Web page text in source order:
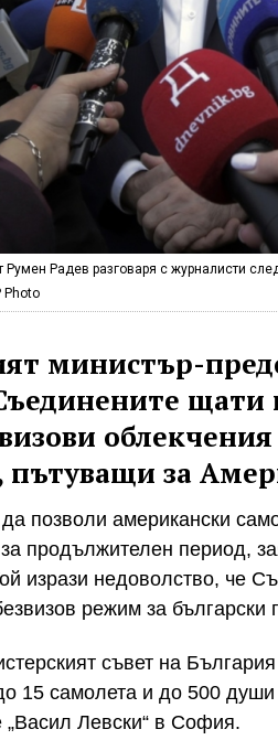
Румен Радев разговаря с журналисти
Photo
министър-
щати
пътуващи за
позволи американски
продължителен период,
изрази недоволство, че
режим за
съвет на
15 самолета и до 500
Левски“ в София.